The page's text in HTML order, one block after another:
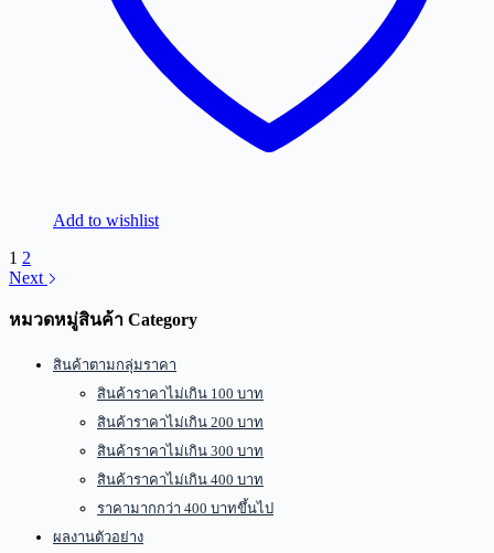
Add to wishlist
1 2
Next
หมวดหมู่สินค้า Category
สินค้าตามกลุ่มราคา
สินค้าราคาไม่เกิน 100 บาท
สินค้าราคาไม่เกิน 200 บาท
สินค้าราคาไม่เกิน 300 บาท
สินค้าราคาไม่เกิน 400 บาท
ราคามากกว่า 400 บาทขึ้นไป
ผลงานตัวอย่าง